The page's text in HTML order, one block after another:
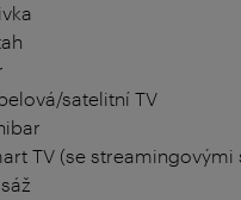
satelitní TV
TV (se streamingovými